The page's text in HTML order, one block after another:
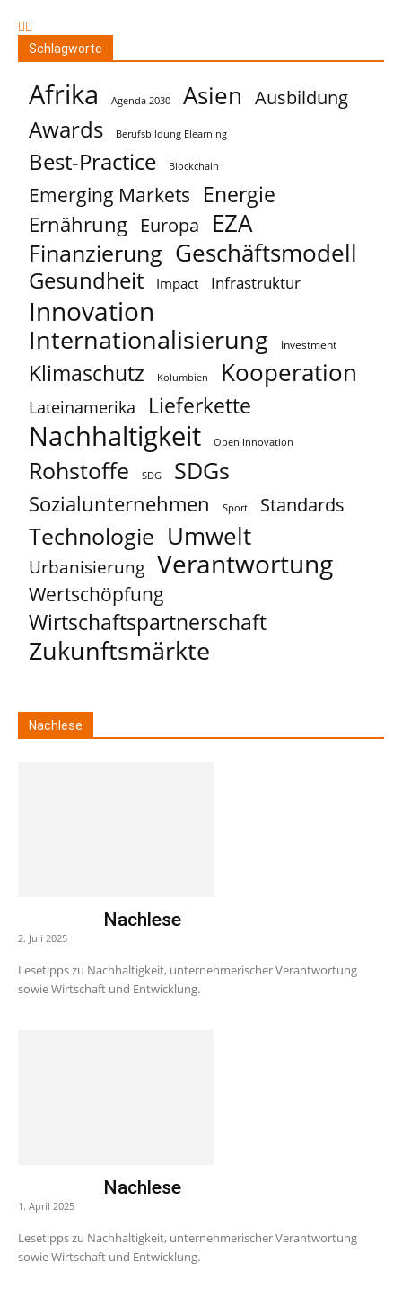
Schlagworte
Afrika Agenda 2030 Asien Ausbildung
Awards Berufsbildung Elearning
Best-Practice Blockchain
Emerging Markets Energie
Ernährung Europa EZA
Finanzierung Geschäftsmodell
Gesundheit Impact Infrastruktur
Innovation
Internationalisierung Investment
Klimaschutz Kolumbien Kooperation
Lateinamerika Lieferkette
Nachhaltigkeit Open Innovation
Rohstoffe SDG SDGs
Sozialunternehmen Sport Standards
Technologie Umwelt
Urbanisierung Verantwortung
Wertschöpfung
Wirtschaftspartnerschaft
Zukunftsmärkte
Nachlese
Nachlese
2. Juli 2025
Lesetipps zu Nachhaltigkeit, unternehmerischer Verantwortung
sowie Wirtschaft und Entwicklung.
Nachlese
1. April 2025
Lesetipps zu Nachhaltigkeit, unternehmerischer Verantwortung
sowie Wirtschaft und Entwicklung.